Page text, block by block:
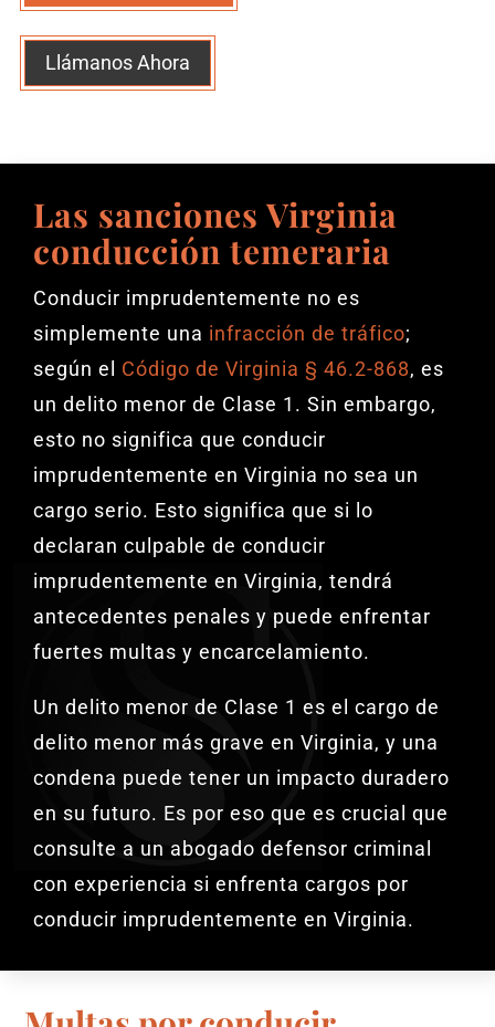
Llámanos Ahora
Las sanciones Virginia
conducción temeraria
Conducir imprudentemente no es
simplemente una infracción de tráfico;
según el Código de Virginia § 46.2-868, es
un delito menor de Clase 1. Sin embargo,
esto no significa que conducir
imprudentemente en Virginia no sea un
cargo serio. Esto significa que si lo
declaran culpable de conducir
imprudentemente en Virginia, tendrá
antecedentes penales y puede enfrentar
fuertes multas y encarcelamiento.
Un delito menor de Clase 1 es el cargo de
delito menor más grave en Virginia, y una
condena puede tener un impacto duradero
en su futuro. Es por eso que es crucial que
consulte a un abogado defensor criminal
con experiencia si enfrenta cargos por
conducir imprudentemente en Virginia.